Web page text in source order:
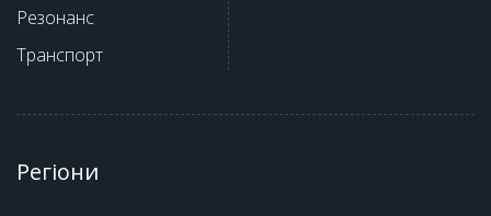
Резонанс
Транспорт
Регіони